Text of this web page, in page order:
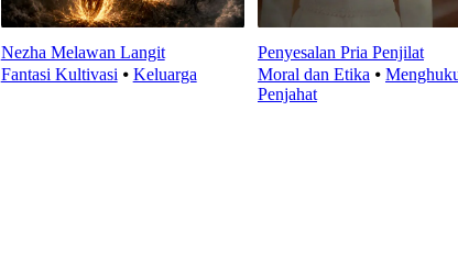
Nezha Melawan Langit
Fantasi Kultivasi ⦁ Keluarga
Penyesalan Pria Penjilat
Moral dan Etika ⦁
Penjahat